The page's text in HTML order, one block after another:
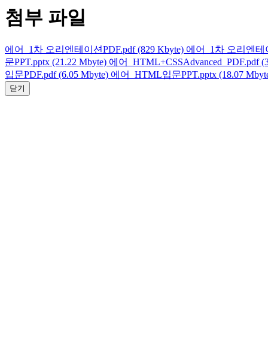
첨부 파일
에어_1차 오리엔테이션PDF.pdf (829 Kbyte) 에어_1차 오리엔테
문PPT.pptx (21.22 Mbyte) 에어_HTML+CSSAdvanced_PDF.pdf
입문PDF.pdf (6.05 Mbyte) 에어_HTML입문PPT.pptx (18.07
닫기